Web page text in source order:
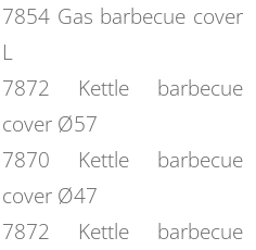
7854 Gas barbecue cover
L
7872 Kettle barbecue
cover Ø57
7870 Kettle barbecue
cover Ø47
7872 Kettle barbecue